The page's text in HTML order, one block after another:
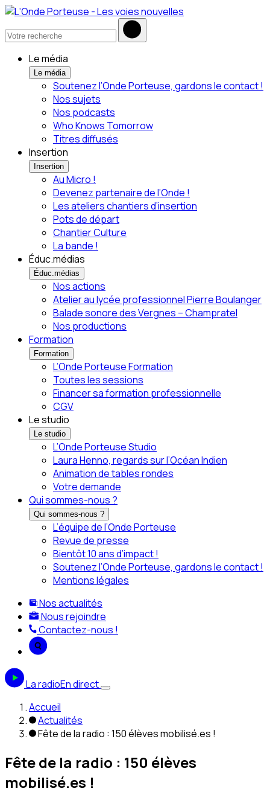
Le média
Le média
Soutenez l’Onde Porteuse, gardons le contact !
Nos sujets
Nos podcasts
Who Knows Tomorrow
Titres diffusés
Insertion
Insertion
Au Micro !
Devenez partenaire de l’Onde !
Les ateliers chantiers d’insertion
Pots de départ
Chantier Culture
La bande !
Éduc.médias
Éduc.médias
Nos actions
Atelier au lycée professionnel Pierre Boulanger
Balade sonore des Vergnes – Champratel
Nos productions
Formation
Formation
L’Onde Porteuse Formation
Toutes les sessions
Financer sa formation professionnelle
CGV
Le studio
Le studio
L’Onde Porteuse Studio
Laura Henno, regards sur l’Océan Indien
Animation de tables rondes
Votre demande
Qui sommes-nous ?
Qui sommes-nous ?
L’équipe de l’Onde Porteuse
Revue de presse
Bientôt 10 ans d’impact !
Soutenez l’Onde Porteuse, gardons le contact !
Mentions légales
Nos actualités
Nous rejoindre
Contactez-nous !
La radioEn direct
Accueil
Actualités
Fête de la radio : 150 élèves mobilisé.es !
Fête de la radio : 150 élèves
mobilisé.es !